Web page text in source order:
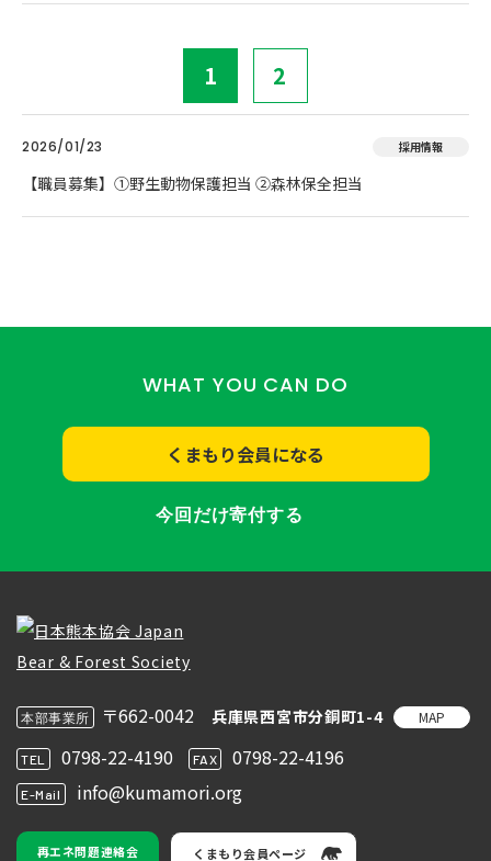
1 2
2026/01/23 採用情報
【職員募集】①野生動物保護担当 ②森林保全担当
WHAT YOU CAN DO
くまもり会員になる
今回だけ寄付する
本部事業所 〒662-0042 兵庫県西宮市分銅町1-4 MAP
TEL 0798-22-4190 FAX 0798-22-4196
E-Mail info@kumamori.org
再エネ問題連絡会 くまもり会員ページ